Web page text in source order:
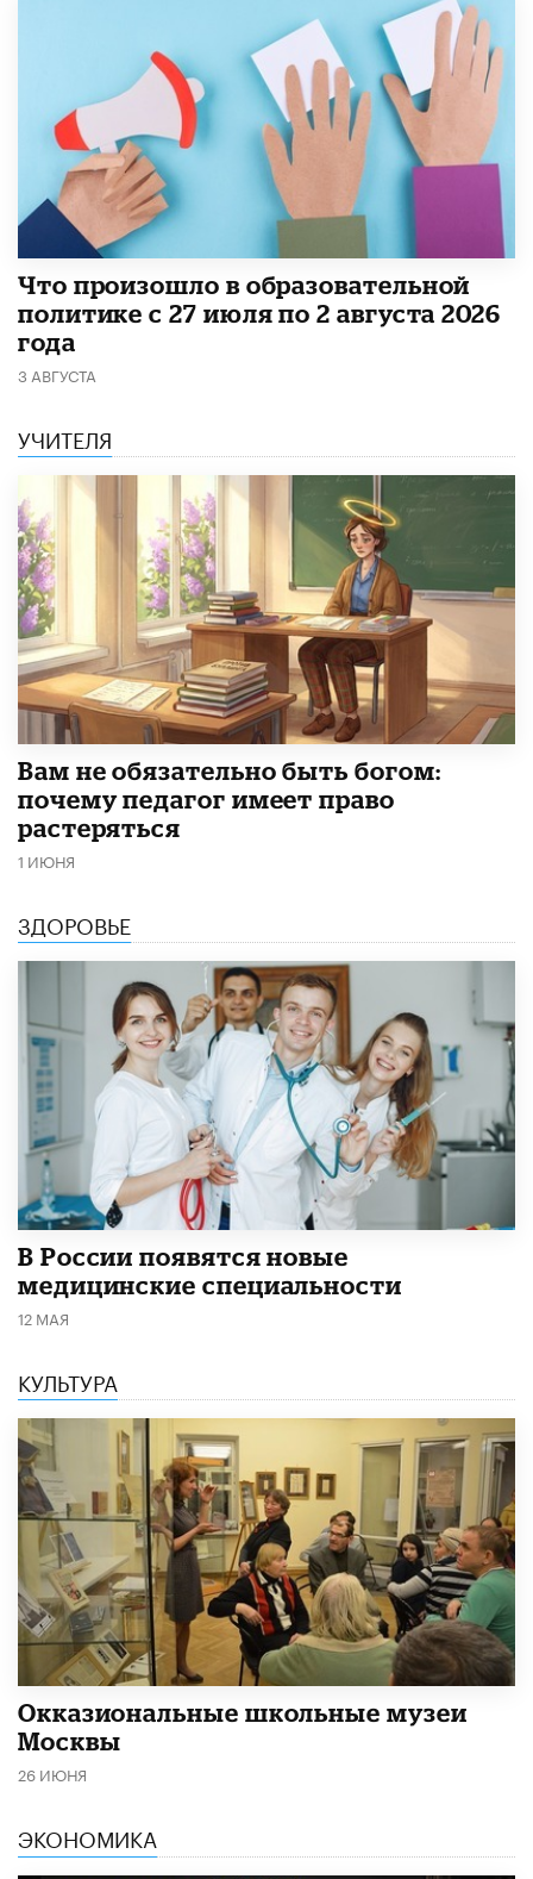
​Что произошло в образовательной
политике с 27 июля по 2 августа 2026
года
3 АВГУСТА
УЧИТЕЛЯ
​Вам не обязательно быть богом:
почему педагог имеет право
растеряться
1 ИЮНЯ
ЗДОРОВЬЕ
В России появятся новые
медицинские специальности
12 МАЯ
КУЛЬТУРА
​Окказиональные школьные музеи
Москвы
26 ИЮНЯ
ЭКОНОМИКА